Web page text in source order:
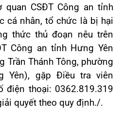
quan CSĐT Công an tỉnh
cá nhân, tổ chức là bị hại
thức thủ đoạn nêu trên
Công an tỉnh Hưng Yên
Trần Thánh Tông, phường
Yên), gặp Điều tra viên
điện thoại: 0362.819.319
quyết theo quy định./.